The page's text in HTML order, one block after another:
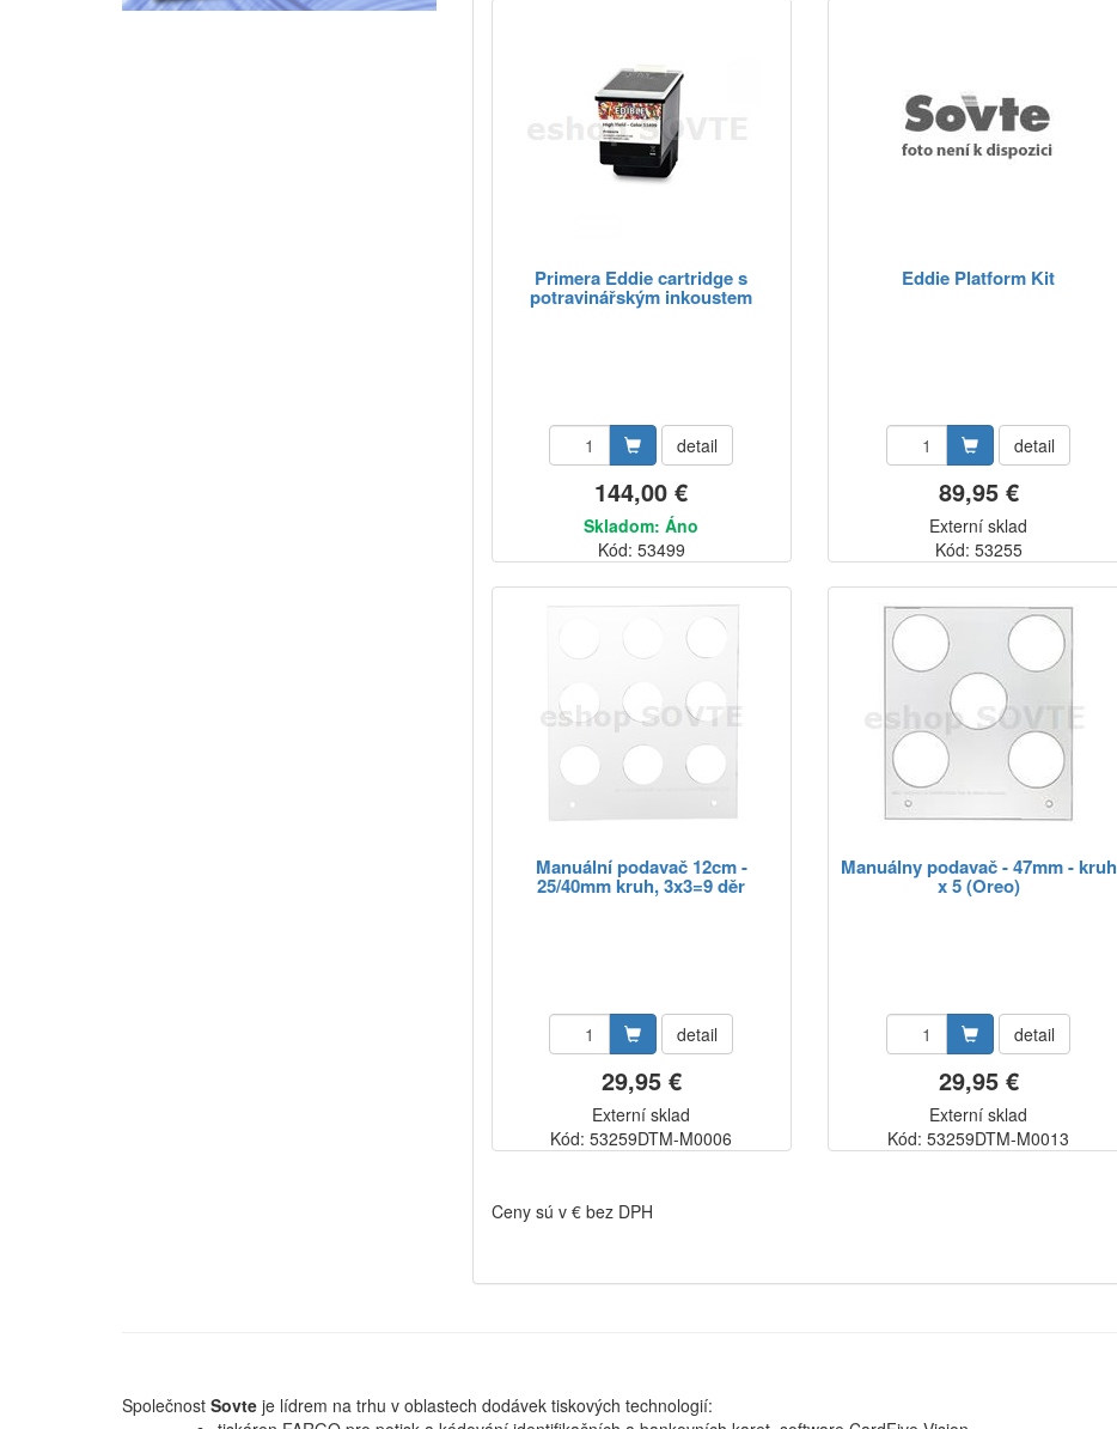
Primera Eddie cartridge s
potravinářským inkoustem
detail
144,00 €
Skladom: Áno
Kód: 53499
Eddie Platform Kit
detail
89,95 €
Externí sklad
Kód: 53255
Manuální podavač 12cm -
25/40mm kruh, 3x3=9 děr
detail
29,95 €
Externí sklad
Kód: 53259DTM-M0006
Manuálny podavač - 47mm - kruh
x 5 (Oreo)
detail
29,95 €
Externí sklad
Kód: 53259DTM-M0013
Ceny sú v € bez DPH
Společnost Sovte je lídrem na trhu v oblastech dodávek tiskových technologií: